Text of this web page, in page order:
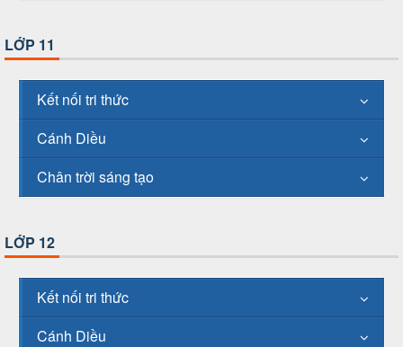
LỚP 11
Kết nối tri thức
Cánh Diều
Chân trời sáng tạo
LỚP 12
Kết nối tri thức
Cánh Diều